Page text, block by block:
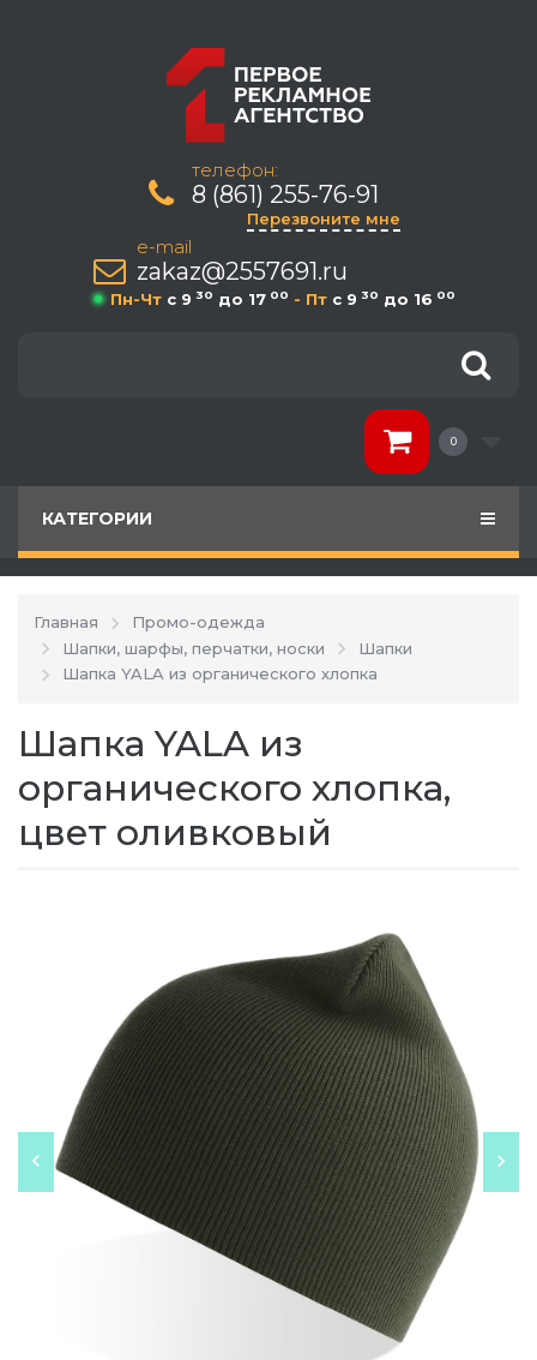
телефон:
8 (861) 255-76-91
Перезвоните мне
e-mail
zakaz@2557691.ru
Пн-Чт c 9 30 до 17 00 - Пт c 9 30 до 16 00
0
КАТЕГОРИИ
Главная
Промо-одежда
Шапки, шарфы, перчатки, носки
Шапки
Шапка YALA из органического хлопка
Шапка YALA из
органического хлопка,
цвет оливковый